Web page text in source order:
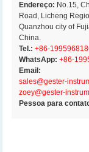
Endereço: No.15,
Road, Licheng
Quanzhou city of
China.
Tel.: +86-
WhatsApp: +86-
Email:
sales@gester-
zoey@gester-
Pessoa para